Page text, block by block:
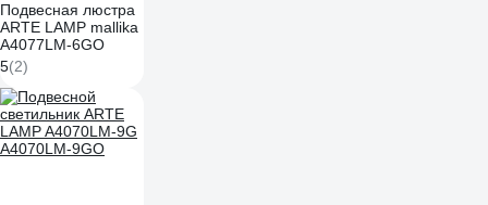
Подвесная люстра
ARTE LAMP mallika
A4077LM-6GO
5(2)